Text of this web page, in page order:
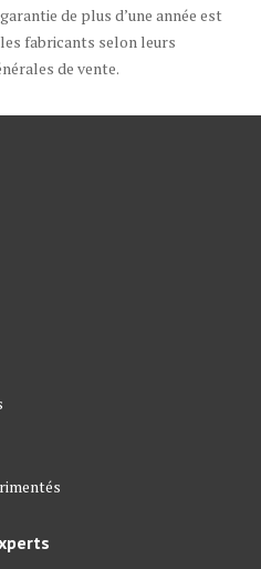
de plus d’une année est
fabricants selon leurs
de vente.